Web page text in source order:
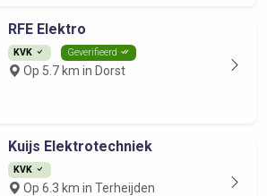
RFE Elektro
KVK Geverifieerd
Op 5.7 km in Dorst
Kuijs Elektrotechniek
KVK
Op 6.3 km in Terheijden